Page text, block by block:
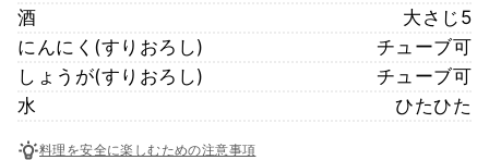
酒
大さじ5
にんにく(すりおろし)
チューブ可
しょうが(すりおろし)
チューブ可
水
ひたひた
料理を安全に楽しむための注意事項